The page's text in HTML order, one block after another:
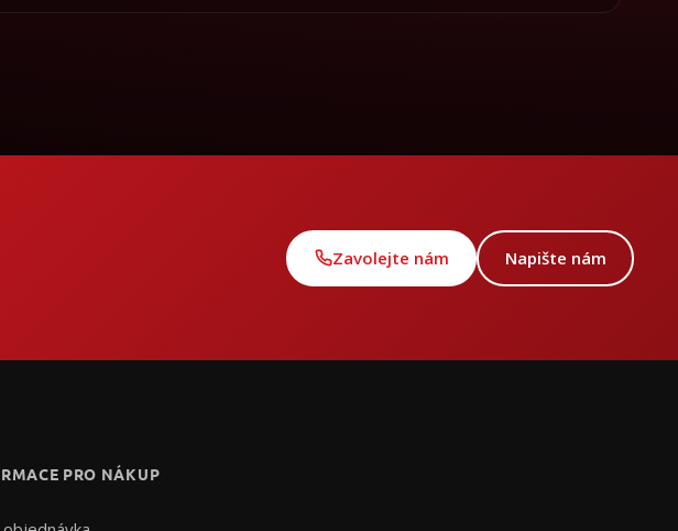
Zavolejte nám Napište nám
PRO NÁKUP